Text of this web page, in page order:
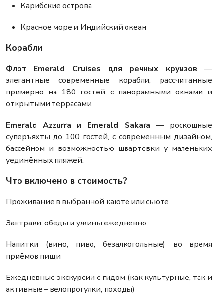
Карибские острова
Красное море и Индийский океан
Корабли
Флот Emerald Cruises для речных круизов —
элегантные современные корабли, рассчитанные
примерно на 180 гостей, с панорамными окнами и
открытыми террасами.
Emerald Azzurra и Emerald Sakara — роскошные
суперъяхты до 100 гостей, с современным дизайном,
бассейном и возможностью швартовки у маленьких
уединённых пляжей.
Что включено в стоимость?
Проживание в выбранной каюте или сьюте
Завтраки, обеды и ужины ежедневно
Напитки (вино, пиво, безалкогольные) во время
приёмов пищи
Ежедневные экскурсии с гидом (как культурные, так и
активные – велопрогулки, походы)